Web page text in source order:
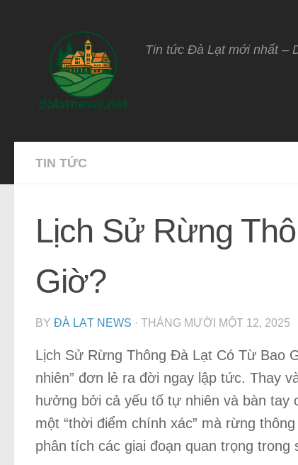
Tin tức Đà Lạt mới nhất –
TIN TỨC
Lịch Sử Rừng
Giờ?
BY ĐÀ LẠT NEWS · THÁNG MƯỜI MỘT 12, 2025
Lịch Sử Rừng Thông Đà Lạt Có Từ Bao
nhiên” đơn lẻ ra đời ngay lập tức. Thay
hưởng bởi cả yếu tố tự nhiên và bàn tay
một “thời điểm chính xác” mà rừng
phân tích các giai đoạn quan trọng